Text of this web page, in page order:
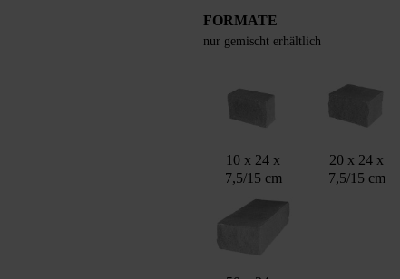
FORMATE
nur gemischt erhältlich
10 x 24 x
7,5/15 cm
20 x 24 x
7,5/15 cm